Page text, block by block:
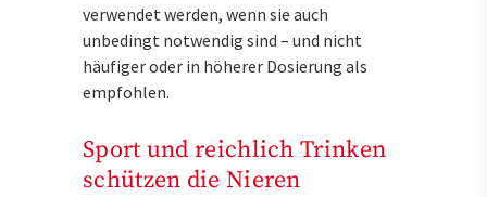
verwendet werden, wenn sie auch
unbedingt notwendig sind – und nicht
häufiger oder in höherer Dosierung als
empfohlen.
Sport und reichlich Trinken
schützen die Nieren